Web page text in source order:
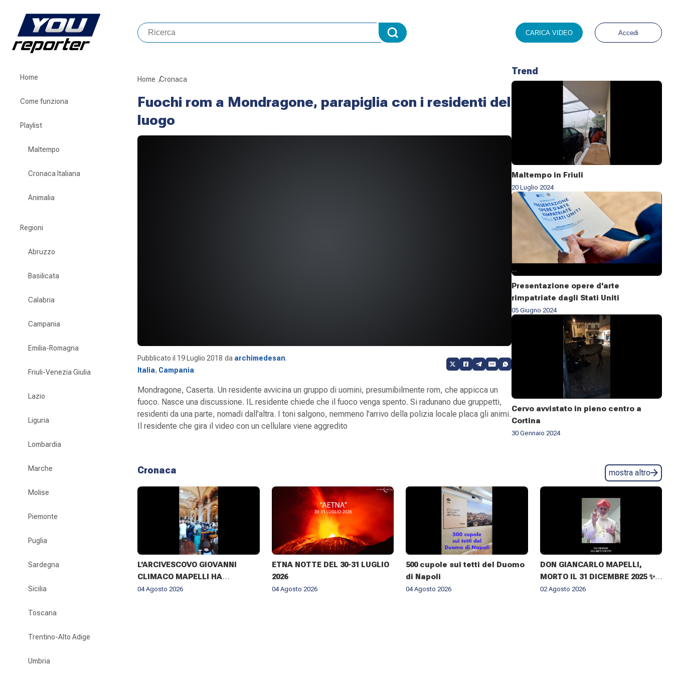
CARICA VIDEO Accedi
Home
Come funziona
Playlist
Maltempo
Cronaca Italiana
Animalia
Regioni
Abruzzo
Basilicata
Calabria
Campania
Emilia-Romagna
Friuli-Venezia Giulia
Lazio
Liguria
Lombardia
Marche
Molise
Piemonte
Puglia
Sardegna
Sicilia
Toscana
Trentino-Alto Adige
Umbria
Home Cronaca
Fuochi rom a Mondragone, parapiglia con i residenti del
luogo
Pubblicato il 19 Luglio 2018 da archimedesan.
Italia, Campania
Mondragone, Caserta. Un residente avvicina un gruppo di uomini, presumibilmente rom, che appicca un
fuoco. Nasce una discussione. IL residente chiede che il fuoco venga spento. Si radunano due gruppetti,
residenti da una parte, nomadi dall’altra. I toni salgono, nemmeno l’arrivo della polizia locale placa gli animi.
Il residente che gira il video con un cellulare viene aggredito
Trend
Maltempo in Friuli
20 Luglio 2024
Presentazione opere d'arte
rimpatriate dagli Stati Uniti
05 Giugno 2024
Cervo avvistato in pieno centro a
Cortina
30 Gennaio 2024
Cronaca mostra altro
L'ARCIVESCOVO GIOVANNI
CLIMACO MAPELLI HA
PRESENZIATO AL FUNERALE DI
04 Agosto 2026
ETNA NOTTE DEL 30-31 LUGLIO
2026
04 Agosto 2026
500 cupole sui tetti del Duomo
di Napoli
04 Agosto 2026
DON GIANCARLO MAPELLI,
MORTO IL 31 DICEMBRE 2025 ✨
IL RICORDO DEL CUGINO
02 Agosto 2026